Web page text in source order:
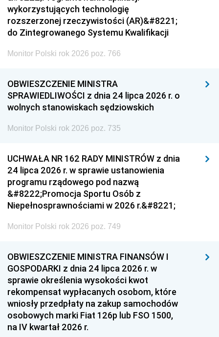
wykorzystujących technologię
rozszerzonej rzeczywistości (AR)&#8221;
do Zintegrowanego Systemu Kwalifikacji
Monitor Polski rok 2026 poz. 766
OBWIESZCZENIE MINISTRA
SPRAWIEDLIWOŚCI z dnia 24 lipca 2026 r. o
wolnych stanowiskach sędziowskich
Monitor Polski rok 2026 poz. 735
UCHWAŁA NR 162 RADY MINISTRÓW z dnia
24 lipca 2026 r. w sprawie ustanowienia
programu rządowego pod nazwą
&#8222;Promocja Sportu Osób z
Niepełnosprawnościami w 2026 r.&#8221;
Monitor Polski rok 2026 poz. 749
OBWIESZCZENIE MINISTRA FINANSÓW I
GOSPODARKI z dnia 24 lipca 2026 r. w
sprawie określenia wysokości kwot
rekompensat wypłacanych osobom, które
wniosły przedpłaty na zakup samochodów
osobowych marki Fiat 126p lub FSO 1500,
na IV kwartał 2026 r.